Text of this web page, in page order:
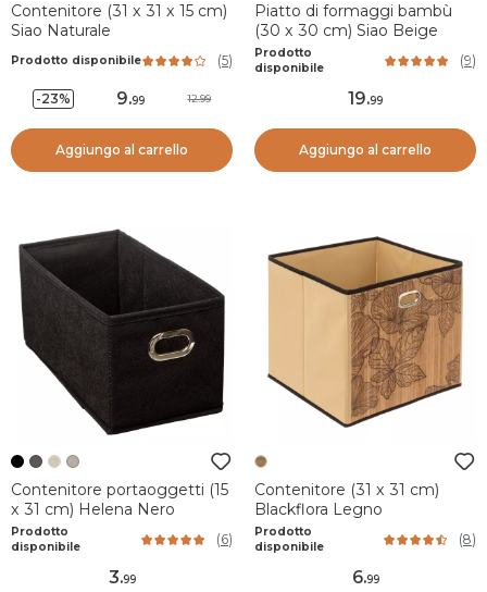
Contenitore (31 x 31 x 15 cm)
Siao Naturale
Prodotto disponibile (5)
-23% 9.99 12.99
Aggiungo al carrello
Piatto di formaggi bambù
(30 x 30 cm) Siao Beige
Prodotto
disponibile
(9)
19.99
Aggiungo al carrello
Contenitore portaoggetti (15
x 31 cm) Helena Nero
Prodotto
disponibile
(6)
3.99
Contenitore (31 x 31 cm)
Blackflora Legno
Prodotto
disponibile
(8)
6.99